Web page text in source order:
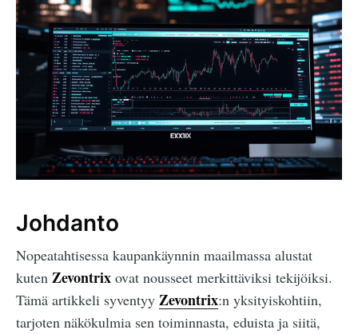
Johdanto
Nopeatahtisessa kaupankäynnin maailmassa alustat
kuten Zevontrix ovat nousseet merkittäviksi tekijöiksi.
Tämä artikkeli syventyy Zevontrix:n yksityiskohtiin,
tarjoten näkökulmia sen toiminnasta, eduista ja siitä,